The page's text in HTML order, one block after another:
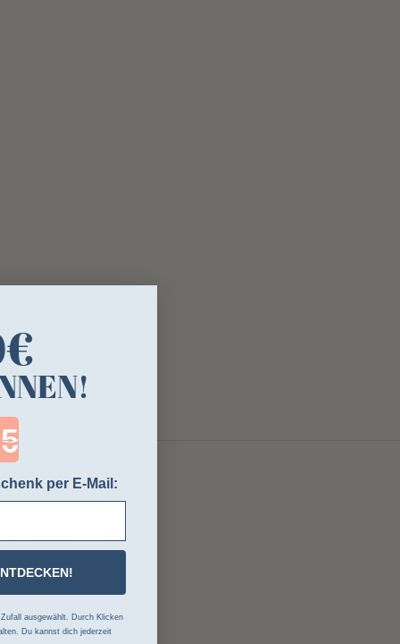
DRESSURREITEN
ends in:
per E-Mail:
ausgewählt. Durch Klicken
Du kannst dich jederzeit